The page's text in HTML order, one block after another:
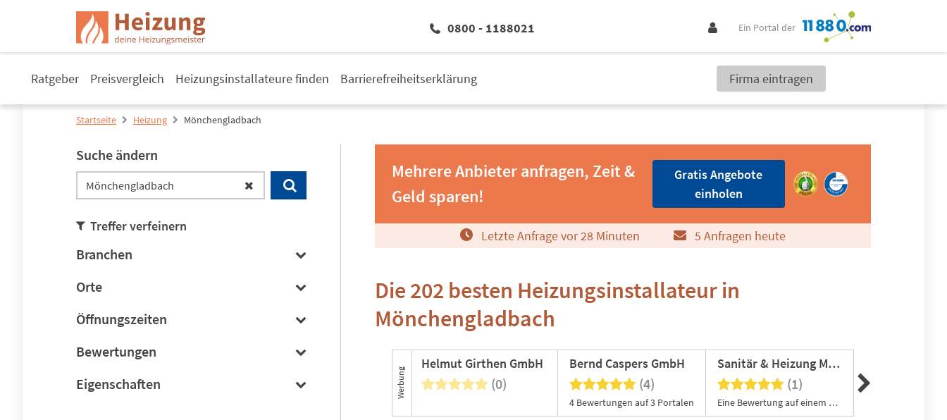
0800 - 1188021 Ein Portal der
Ratgeber Preisvergleich Heizungsinstallateure finden Barrierefreiheitserklärung Firma eintragen
Startseite Heizung Mönchengladbach
Suche ändern
Treffer verfeinern
Branchen
Orte
Öffnungszeiten
Bewertungen
Eigenschaften
Mehrere Anbieter anfragen, Zeit &
Geld sparen!
Gratis Angebote
einholen
Letzte Anfrage vor28 Minuten 5 Anfragen heute
Die 202 besten Heizungsinstallateur in
Mönchengladbach
Werbung
Helmut Girthen GmbH
(0)
Bernd Caspers GmbH
(4)
4 Bewertungen auf 3 Portalen
Sanitär & Heizung Mönchengladbach | Don Aqua GmbH & Co. KG
(1)
Eine Bewertung auf einem Portal